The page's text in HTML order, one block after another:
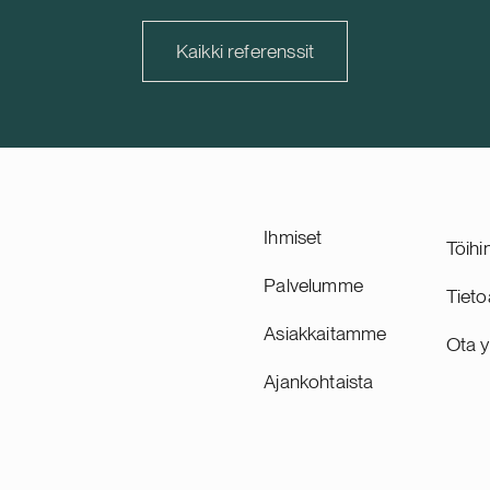
ja
joka on suunniteltu
kehittäjä.
Suomessa. Suomi on
kehittyvä ja strategisesti
Kaikki referenssit
Ihmiset
Palvelumme
Asiakkaitamme
Ajankohtaista
Ota